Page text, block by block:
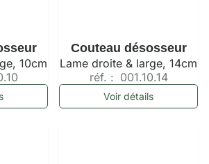
10cm
Couteau désosseur
Lame droite & large, 14cm
réf. : 001.10.14
Voir détails